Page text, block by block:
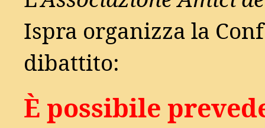
Ispra organizza la
dibattito:
È possibile